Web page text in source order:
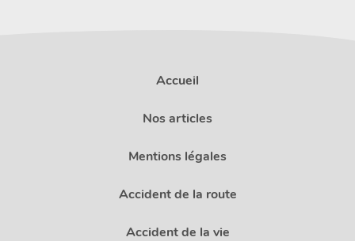
Accueil
Nos articles
Mentions légales
Accident de la route
Accident de la vie